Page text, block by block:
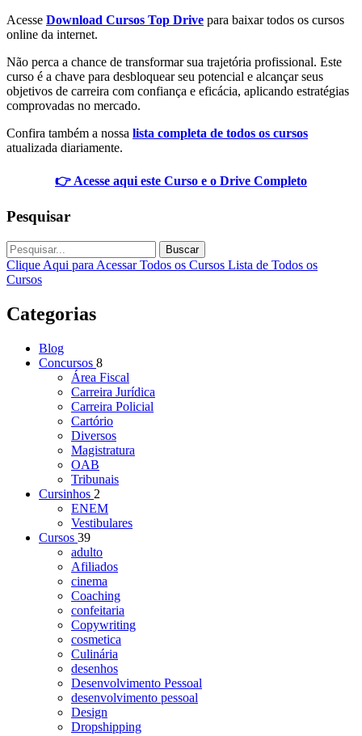
Acesse Download Cursos Top Drive para baixar todos os cursos
online da internet.
Não perca a chance de transformar sua trajetória profissional. Este
curso é a chave para desbloquear seu potencial e alcançar seus
objetivos de carreira com confiança e eficácia, aplicando estratégias
comprovadas no mercado.
Confira também a nossa lista completa de todos os cursos
atualizada diariamente.
👉 Acesse aqui este Curso e o Drive Completo
Pesquisar
Buscar
Clique Aqui para Acessar Todos os Cursos Lista de Todos os
Cursos
Categorias
Blog
Concursos 8
Área Fiscal
Carreira Jurídica
Carreira Policial
Cartório
Diversos
Magistratura
OAB
Tribunais
Cursinhos 2
ENEM
Vestibulares
Cursos 39
adulto
Afiliados
cinema
Coaching
confeitaria
Copywriting
cosmetica
Culinária
desenhos
Desenvolvimento Pessoal
desenvolvimento pessoal
Design
Dropshipping